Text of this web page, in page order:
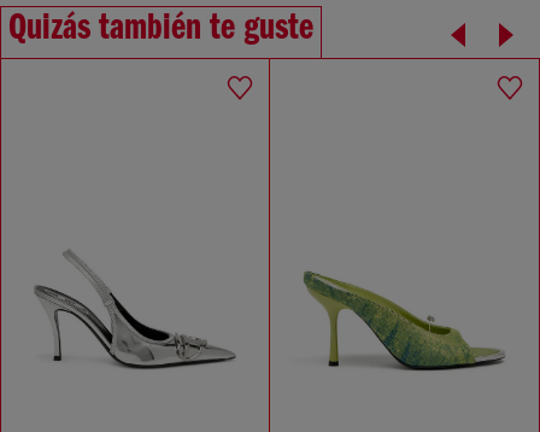
Quizás también te guste